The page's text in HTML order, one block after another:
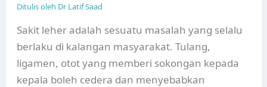
Ditulis oleh Dr Latif Saad
Sakit leher adalah sesuatu masalah yang selalu
berlaku di kalangan masyarakat. Tulang,
ligamen, otot yang memberi sokongan kepada
kepala boleh cedera dan menyebabkan